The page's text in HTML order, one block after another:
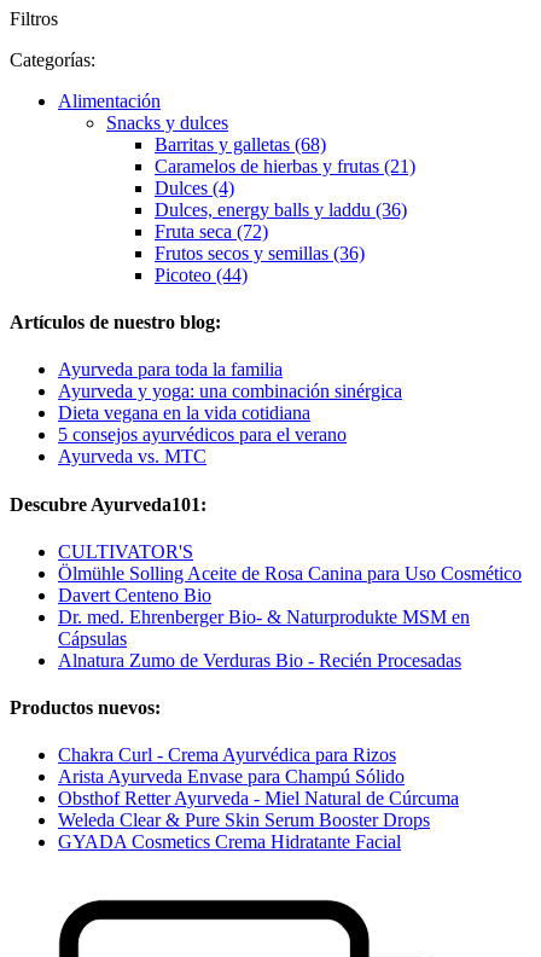
Filtros
Categorías:
Alimentación
Snacks y dulces
Barritas y galletas (68)
Caramelos de hierbas y frutas (21)
Dulces (4)
Dulces, energy balls y laddu (36)
Fruta seca (72)
Frutos secos y semillas (36)
Picoteo (44)
Artículos de nuestro blog:
Ayurveda para toda la familia
Ayurveda y yoga: una combinación sinérgica
Dieta vegana en la vida cotidiana
5 consejos ayurvédicos para el verano
Ayurveda vs. MTC
Descubre Ayurveda101:
CULTIVATOR'S
Ölmühle Solling Aceite de Rosa Canina para Uso Cosmético
Davert Centeno Bio
Dr. med. Ehrenberger Bio- & Naturprodukte MSM en
Cápsulas
Alnatura Zumo de Verduras Bio - Recién Procesadas
Productos nuevos:
Chakra Curl - Crema Ayurvédica para Rizos
Arista Ayurveda Envase para Champú Sólido
Obsthof Retter Ayurveda - Miel Natural de Cúrcuma
Weleda Clear & Pure Skin Serum Booster Drops
GYADA Cosmetics Crema Hidratante Facial